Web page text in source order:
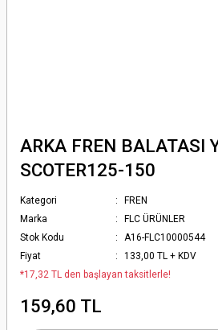
ARKA FREN BALATASI
SCOTER125-150
Kategori
FREN
Marka
FLC ÜRÜNLER
Stok Kodu
A16-FLC10000544
Fiyat
133,00 TL + KDV
*17,32 TL den başlayan taksitlerle!
159,60 TL